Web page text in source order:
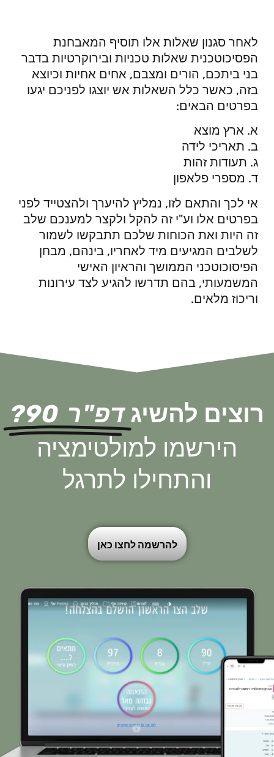
לאחר סגנון שאלות אלו תוסיף המאבחנת
הפסיכוטכנית שאלות טכניות ובירוקרטיות בדבר
בני ביתכם, הורים ומצבם, אחים אחיות וכיוצא
בזה, כאשר כלל השאלות אש יוצגו לפניכם יגעו
בפרטים הבאים:
א. ארץ מוצא
ב. תאריכי לידה
ג. תעודות זהות
ד. מספרי פלאפון
אי לכך והתאם לזו, נמליץ להיערך ולהצטייד לפני
בפרטים אלו וע"י זה להקל ולקצר למענכם שלב
זה היות ואת הכוחות שלכם תתבקשו לשמור
לשלבים המגיעים מיד לאחריו, בינהם, מבחן
הפיסוכוטכני הממושך והראיון האישי
המשמעותי, בהם תדרשו להגיע לצד עירונות
וריכוז מלאים.
רוצים להשיגדפ"ר 90?
הירשמו למולטימציה
והתחילו לתרגל
להרשמה לחצו כאן